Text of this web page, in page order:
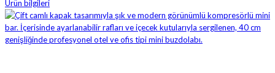
Ürün bilgileri